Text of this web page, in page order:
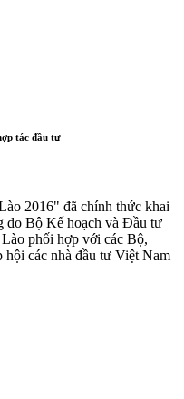
tác đầu tư
2016" đã chính thức khai
do Bộ Kế hoạch và Đầu tư
phối hợp với các Bộ,
hội các nhà đầu tư Việt Nam